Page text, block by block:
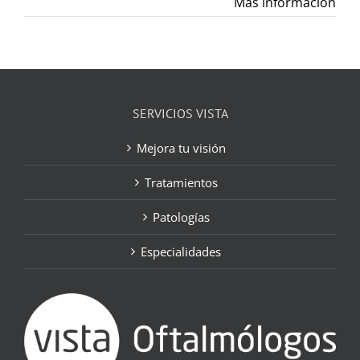
SERVICIOS VISTA
Mejora tu visión
Tratamientos
Patologías
Especialidades